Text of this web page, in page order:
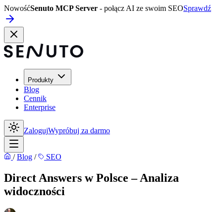
NowośćSenuto MCP Server - połącz AI ze swoim SEOSprawdź
Produkty
Blog
Cennik
Enterprise
ZalogujWypróbuj za darmo
/ Blog / SEO
Direct Answers w Polsce – Analiza
widoczności